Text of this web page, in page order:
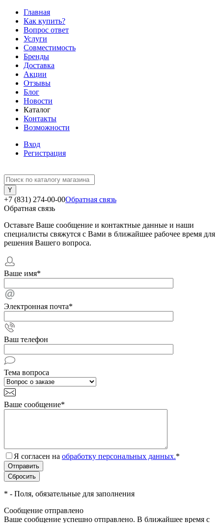
Главная
Как купить?
Вопрос ответ
Услуги
Совместимость
Бренды
Доставка
Акции
Отзывы
Блог
Новости
Каталог
Контакты
Возможности
Вход
Регистрация
+7 (831) 274-00-00Обратная связь
Обратная связь
Оставьте Ваше сообщение и контактные данные и наши
специалисты свяжутся с Вами в ближайшее рабочее время для
решения Вашего вопроса.
Ваше имя*
Электронная почта*
Ваш телефон
Тема вопроса
Ваше сообщение*
Я согласен на обработку персональных данных.*
* - Поля, обязательные для заполнения
Сообщение отправлено
Ваше сообщение успешно отправлено. В ближайшее время с